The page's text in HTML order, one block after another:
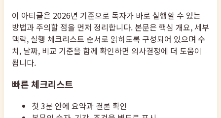
이 아티클은 2026년 기준으로 독자가 바로 실행할 수 있는
방법과 주의할 점을 먼저 정리합니다. 본문은 핵심 개요, 세부
맥락, 실행 체크리스트 순서로 읽히도록 구성되어 있으며 수
치, 날짜, 비교 기준을 함께 확인하면 의사결정에 더 도움이
됩니다.
빠른 체크리스트
첫 3분 안에 요약과 결론 확인